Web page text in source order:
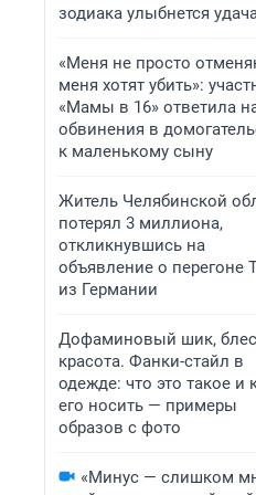
зодиака улыбнется
«Меня не просто
меня хотят убить»:
«Мамы в 16» ответила
обвинения в
к маленькому сыну
Житель Челябинской
потерял 3 миллиона,
откликнувшись на
объявление о перегоне
из Германии
Дофаминовый шик,
красота. Фанки-стайл в
одежде: что это такое и
его носить — примеры
образов с фото
«Минус — слишком